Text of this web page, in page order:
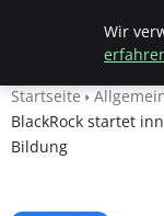
Beyond
Startseite
BlackRock startet
Bildung
Wir